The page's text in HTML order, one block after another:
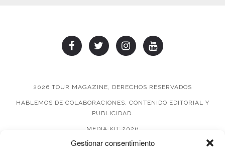
Gestionar consentimiento
2026 TOUR MAGAZINE, DERECHOS RESERVADOS
HABLEMOS DE COLABORACIONES, CONTENIDO EDITORIAL Y
PUBLICIDAD.
MEDIA KIT 2026
AVISO DE PRIVACIDAD